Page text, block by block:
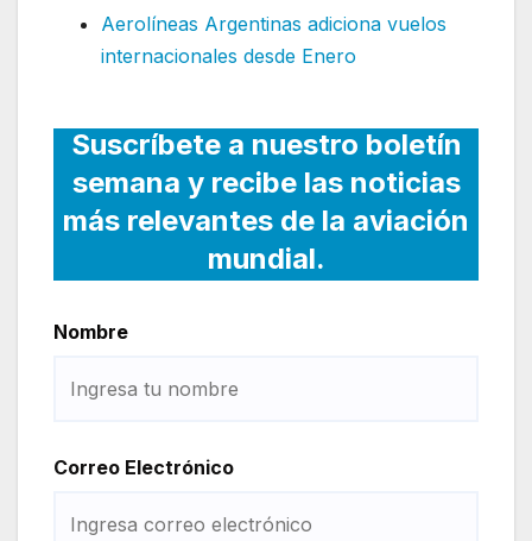
Aerolíneas Argentinas adiciona vuelos
internacionales desde Enero
Suscríbete a nuestro boletín
semana y recibe las noticias
más relevantes de la aviación
mundial.
Nombre
Correo Electrónico